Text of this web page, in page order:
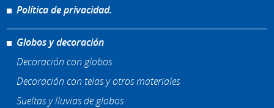
Política de privacidad.
Globos y decoración
Decoración con globos
Decoración con telas y otros materiales
Sueltas y lluvias de globos